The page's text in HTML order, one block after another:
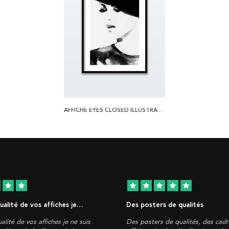
AFFICHE EYES CLOSED ILLUSTRATION
star star
de vos affiches je…
de vos affiches je ne suis
star star star star star
Des posters de qualités
Des posters de qualités, des